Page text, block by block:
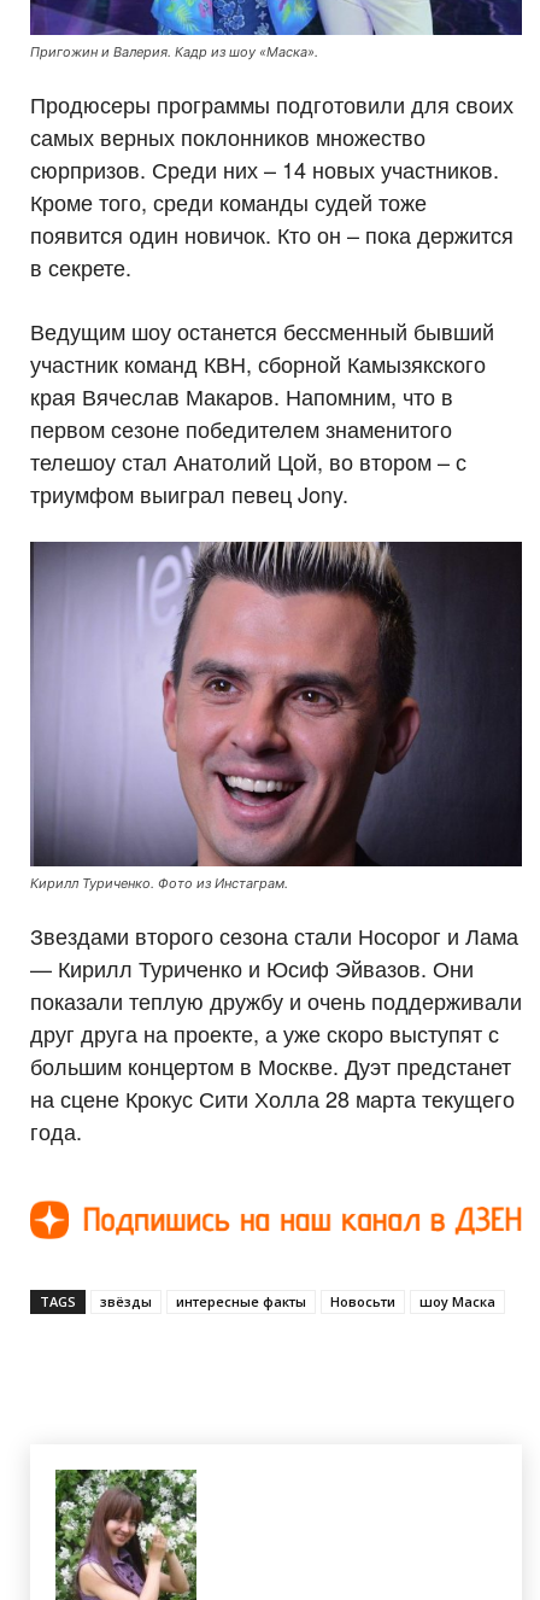
Пригожин и Валерия. Кадр из шоу «Маска».
Продюсеры программы подготовили для своих
самых верных поклонников множество
сюрпризов. Среди них – 14 новых участников.
Кроме того, среди команды судей тоже
появится один новичок. Кто он – пока держится
в секрете.
Ведущим шоу останется бессменный бывший
участник команд КВН, сборной Камызякского
края Вячеслав Макаров. Напомним, что в
первом сезоне победителем знаменитого
телешоу стал Анатолий Цой, во втором – с
триумфом выиграл певец Jony.
Кирилл Туриченко. Фото из Инстаграм.
Звездами второго сезона стали Носорог и Лама
— Кирилл Туриченко и Юсиф Эйвазов. Они
показали теплую дружбу и очень поддерживали
друг друга на проекте, а уже скоро выступят с
большим концертом в Москве. Дуэт предстанет
на сцене Крокус Сити Холла 28 марта текущего
года.
TAGS звёзды интересные факты Новосьти шоу Маска